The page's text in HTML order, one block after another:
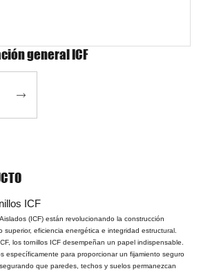
general ICF

ICF
(ICF) están revolucionando la construcción
superior, eficiencia energética e integridad estructural.
los tornillos ICF desempeñan un papel indispensable.
específicamente para proporcionar un fijamiento seguro
que paredes, techos y suelos permanezcan